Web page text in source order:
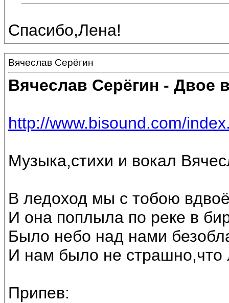
Спасибо,Лена!
Вячеслав Серёгин
Вячеслав Серёгин - Двое
http://www.bisound.com/
Музыка,стихи и вокал
В ледоход мы с тобою
И она поплыла по реке в
Было небо над нами
И нам было не страшно,что
Припев: